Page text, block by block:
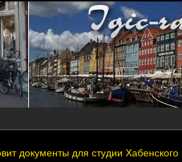
документы для студии Хабенского